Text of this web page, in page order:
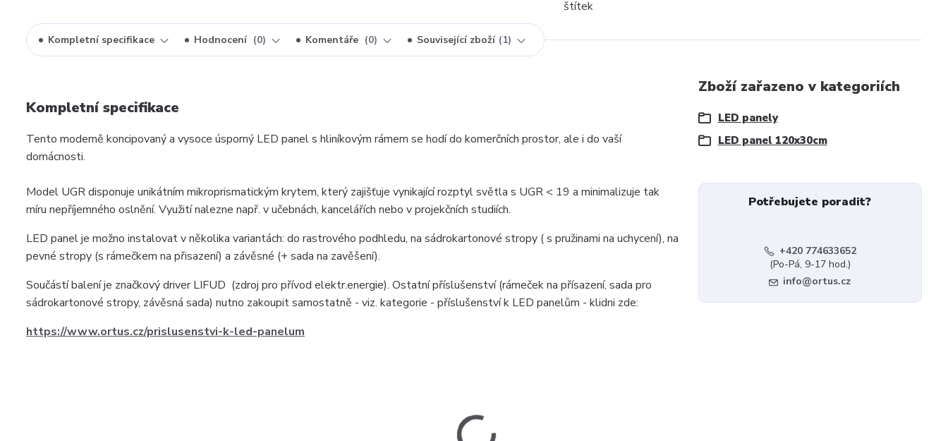
Kompletní specifikace Hodnocení 0 Komentáře 0 Související zboží 1
Kompletní specifikace
Tento moderně koncipovaný a vysoce úsporný LED panel s hliníkovým rámem se hodí do komerčních prostor, ale i do vaší
domácnosti.
Model UGR disponuje unikátním mikroprismatickým krytem, který zajišťuje vynikající rozptyl světla s UGR < 19 a minimalizuje tak
míru nepříjemného oslnění. Využití nalezne např. v učebnách, kancelářích nebo v projekčních studiích.
LED panel je možno instalovat v několika variantách: do rastrového podhledu, na sádrokartonové stropy ( s pružinami na uchycení), na
pevné stropy (s rámečkem na přisazení) a závěsné (+ sada na zavěšení).
Součástí balení je značkový driver LIFUD (zdroj pro přívod elektr.energie). Ostatní příslušenství (rámeček na přísazení, sada pro
sádrokartonové stropy, závěsná sada) nutno zakoupit samostatně - viz. kategorie - příslušenství k LED panelům - klidni zde:
https://www.ortus.cz/prislusenstvi-k-led-panelum
Zboží zařazeno v kategoriích
LED panely
LED panel 120x30cm
Potřebujete poradit?
+420 774633652
(Po-Pá, 9-17 hod.)
info@ortus.cz